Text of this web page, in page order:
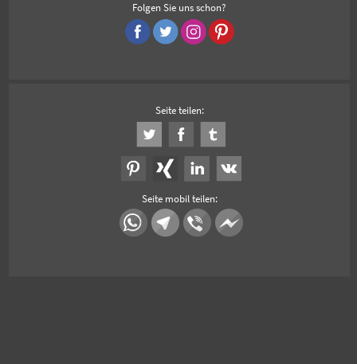
Folgen Sie uns schon?
Seite teilen:
Seite mobil teilen: